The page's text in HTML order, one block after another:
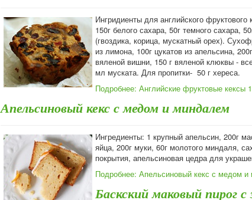
Ингридиенты для английского
150г белого сахара, 50г темного сахара,
(гвоздика, корица, мускатный орех).
из лимона, 100г цукатов из апельсина,
вяленой вишни, 150 г вяленой клюквы -
мл муската. Для пропитки- 50 г хереса.
Подробнее: Английские фруктовые кексы
Апельсиновый кекс с медом и миндалем
Ингредиенты: 1 крупный апельсин, 200г
яйца, 200г муки, 60г молотого миндаля,
покрытия, апельсиновая цедра для
Подробнее: Апельсиновый кекс с медом
Баскский маковый пирог